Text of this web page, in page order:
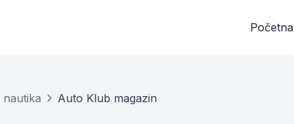
Početna
Auto Klub magazin